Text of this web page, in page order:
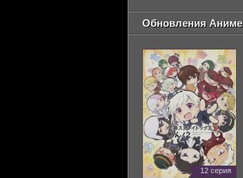
Обновления Аниме
12 серия